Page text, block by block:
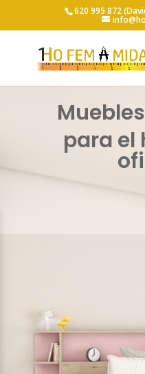
620 995 872
para el